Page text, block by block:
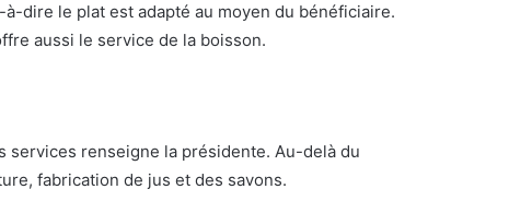
dire le plat est adapté au moyen du bénéficiaire.
aussi le service de la boisson.
services renseigne la présidente. Au-delà du
fabrication de jus et des savons.